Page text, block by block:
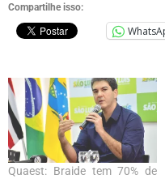
Compartilhe isso:
Quaest: Braide tem 70% de